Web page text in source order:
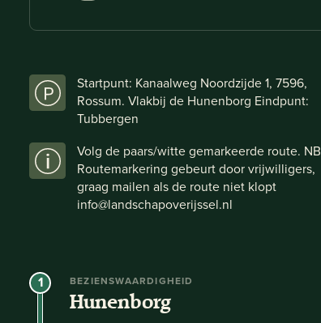
Startpunt: Kanaalweg Noordzijde 1, 7596,
Rossum. Vlakbij de Hunenborg Eindpunt:
Tubbergen
Volg de paars/witte gemarkeerde route. NB
Routemarkering gebeurt door vrijwilligers,
graag mailen als de route niet klopt
info@landschapoverijssel.nl
1 BEZIENSWAARDIGHEID
Hunenborg